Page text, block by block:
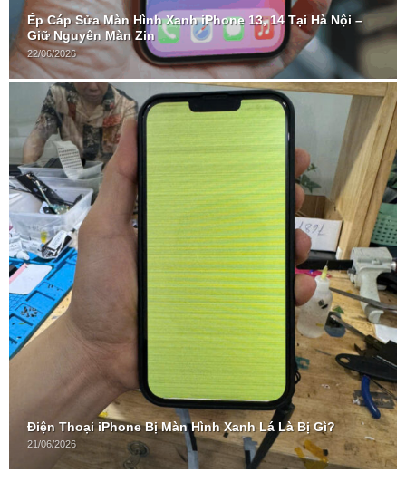
Ép Cáp Sửa Màn Hình Xanh iPhone 13, 14 Tại Hà Nội –
Giữ Nguyên Màn Zin
22/06/2026
Điện Thoại iPhone Bị Màn Hình Xanh Lá Là Bị Gì?
21/06/2026